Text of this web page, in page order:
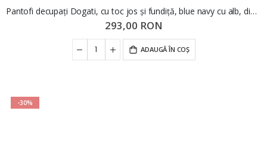
Pantofi decupați Dogati, cu toc jos și fundiță, blue navy cu alb, din piele naturală MIR1385
293,00 RON
ADAUGĂ ÎN COȘ
-30%